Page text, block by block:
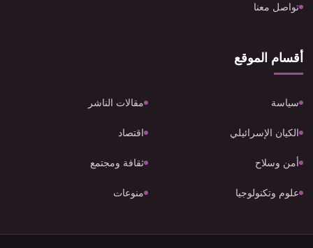
تواصل معنا
أقسام الموقع
سياسة مقالات الناشر
الكيان الإسرائيلي اقتصاد
أمن وسلاح ثقافة ومجتمع
علوم وتكنولوجيا منوعات